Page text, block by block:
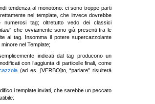
tendenza al monotono: ci sono troppe parti
nel template, che invece dovrebbe
tag; oltretutto vedo dei classici
” che ovviamente sono già presenti tra le
ai tag. Insomma il potere supercazzolante
nel Template;
indicati dal tag producono un
con l’aggiunta di particelle finali, come
(ad es. [VERBO]to, “parlare” risulterà
i template inviati, che sarebbe un peccato